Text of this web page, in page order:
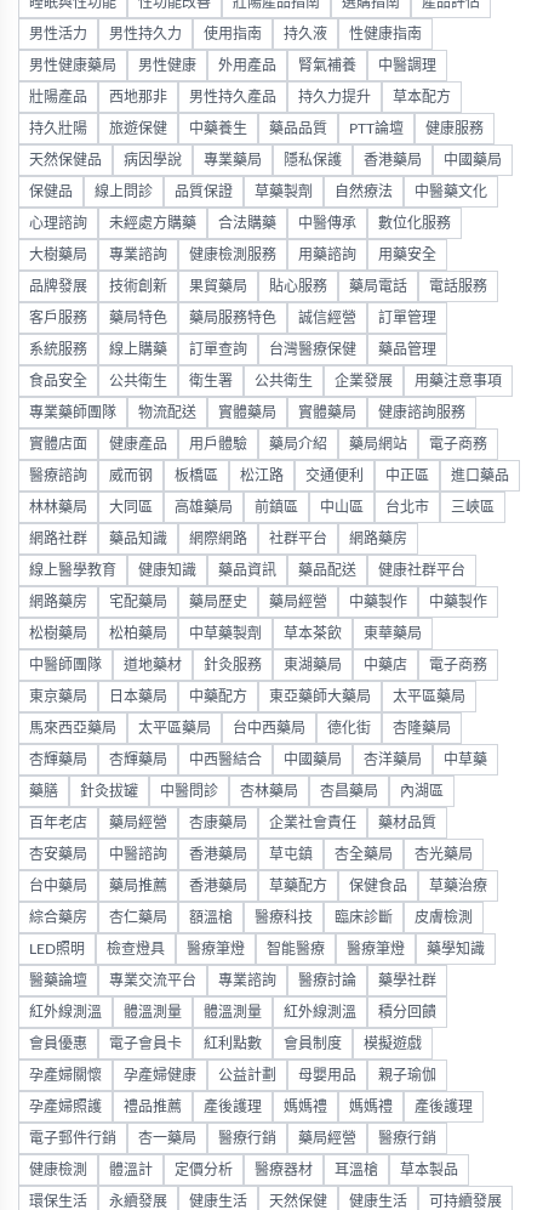
男性活力 男性持久力 使用指南 持久液 性健康指南
男性健康藥局 男性健康 外用產品 腎氣補養 中醫調理
壯陽產品 西地那非 男性持久產品 持久力提升 草本配方
持久壯陽 旅遊保健 中藥養生 藥品品質 PTT論壇 健康服務
天然保健品 病因學說 專業藥局 隱私保護 香港藥局 中國藥局
保健品 線上問診 品質保證 草藥製劑 自然療法 中醫藥文化
心理諮詢 未經處方購藥 合法購藥 中醫傳承 數位化服務
大樹藥局 專業諮詢 健康檢測服務 用藥諮詢 用藥安全
品牌發展 技術創新 果貿藥局 貼心服務 藥局電話 電話服務
客戶服務 藥局特色 藥局服務特色 誠信經營 訂單管理
系統服務 線上購藥 訂單查詢 台灣醫療保健 藥品管理
食品安全 公共衛生 衛生署 公共衛生 企業發展 用藥注意事項
專業藥師團隊 物流配送 實體藥局 實體藥局 健康諮詢服務
實體店面 健康產品 用戶體驗 藥局介紹 藥局網站 電子商務
醫療諮詢 威而钢 板橋區 松江路 交通便利 中正區 進口藥品
林林藥局 大同區 高雄藥局 前鎮區 中山區 台北市 三峽區
網路社群 藥品知識 網際網路 社群平台 網路藥房
線上醫學教育 健康知識 藥品資訊 藥品配送 健康社群平台
網路藥房 宅配藥局 藥局歷史 藥局經營 中藥製作 中藥製作
松樹藥局 松柏藥局 中草藥製劑 草本茶飲 東華藥局
中醫師團隊 道地藥材 針灸服務 東湖藥局 中藥店 電子商務
東京藥局 日本藥局 中藥配方 東亞藥師大藥局 太平區藥局
馬來西亞藥局 太平區藥局 台中西藥局 德化街 杏隆藥局
杏輝藥局 杏輝藥局 中西醫結合 中國藥局 杏洋藥局 中草藥
藥膳 針灸拔罐 中醫問診 杏林藥局 杏昌藥局 內湖區
百年老店 藥局經營 杏康藥局 企業社會責任 藥材品質
杏安藥局 中醫諮詢 香港藥局 草屯鎮 杏全藥局 杏光藥局
台中藥局 藥局推薦 香港藥局 草藥配方 保健食品 草藥治療
綜合藥房 杏仁藥局 額溫槍 醫療科技 臨床診斷 皮膚檢測
LED照明 檢查燈具 醫療筆燈 智能醫療 醫療筆燈 藥學知識
醫藥論壇 專業交流平台 專業諮詢 醫療討論 藥學社群
紅外線測溫 體溫測量 體溫測量 紅外線測溫 積分回饋
會員優惠 電子會員卡 紅利點數 會員制度 模擬遊戲
孕產婦關懷 孕產婦健康 公益計劃 母嬰用品 親子瑜伽
孕產婦照護 禮品推薦 產後護理 媽媽禮 媽媽禮 產後護理
電子郵件行銷 杏一藥局 醫療行銷 藥局經營 醫療行銷
健康檢測 體溫計 定價分析 醫療器材 耳溫槍 草本製品
環保生活 永續發展 健康生活 天然保健 健康生活 可持續發展